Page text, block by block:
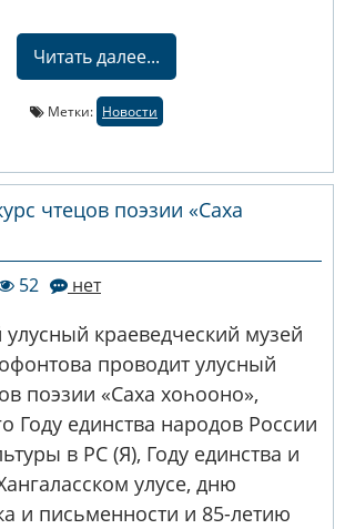
Метки: Новости
Читать далее...
чтецов поэзии «Саха
52 нет
улусный краеведческий музей
проводит улусный
поэзии «Саха хоһооно»,
Году единства народов России
в РС (Я), Году единства и
улусе, дню
и письменности и 85-летию